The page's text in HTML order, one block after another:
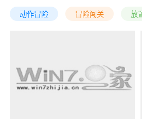
动作冒险 冒险闯关 放